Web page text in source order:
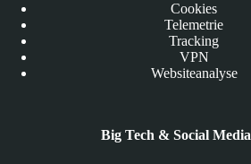
Cookies
Telemetrie
Tracking
VPN
Websiteanalyse
Big Tech & Social Media